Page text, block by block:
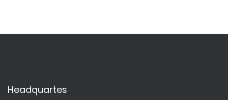
Headquartes